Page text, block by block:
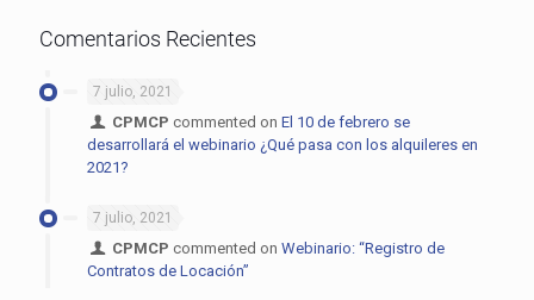
Comentarios Recientes
7 julio, 2021
CPMCP commented onEl 10 de febrero se
desarrollará el webinario ¿Qué pasa con los alquileres en
2021?
7 julio, 2021
CPMCP commented onWebinario: “Registro de
Contratos de Locación”